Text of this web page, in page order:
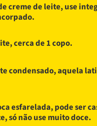
creme de leite, use
cerca de 1 copo.
condensado, aquela
esfarelada, pode ser
só não use muito doce.